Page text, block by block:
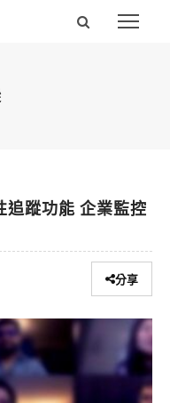
蹤功能 企業監控
分享